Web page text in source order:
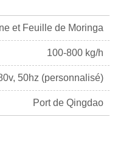
et Feuille de Moringa
100-800 kg/h
50hz (personnalisé)
Port de Qingdao